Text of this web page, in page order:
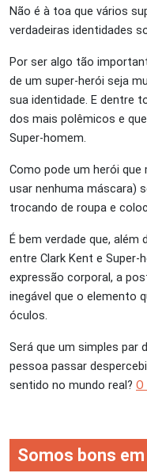
Não é à toa que vários
verdadeiras identidades
Por ser algo tão
de um super-herói seja
sua identidade. E dentre
dos mais polêmicos e
Super-homem.
Como pode um herói
usar nenhuma máscara)
trocando de roupa e
É bem verdade que,
entre Clark Kent e
expressão corporal, a
inegável que o elemento
óculos.
Será que um simples par
pessoa passar
sentido no mundo real?
Somos bons